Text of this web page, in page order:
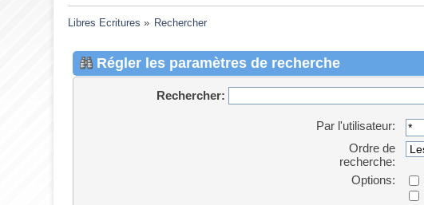
Libres Ecritures » Rechercher
Régler les paramètres de recherche
Rechercher:
Par l'utilisateur:
Ordre de
recherche:
Options: